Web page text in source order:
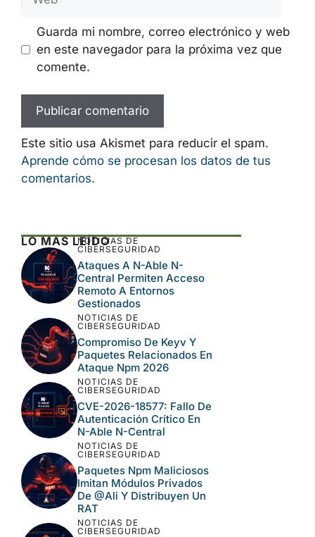
Guarda mi nombre, correo electrónico y web
en este navegador para la próxima vez que
comente.
Este sitio usa Akismet para reducir el spam.
Aprende cómo se procesan los datos de tus
comentarios.
LO MÁS LEÍDO
NOTICIAS DE
CIBERSEGURIDAD
Ataques A N-Able N-
Central Permiten Acceso
Remoto A Entornos
Gestionados
NOTICIAS DE
CIBERSEGURIDAD
Compromiso De Keyv Y
Paquetes Relacionados En
Ataque Npm 2026
NOTICIAS DE
CIBERSEGURIDAD
CVE-2026-18577: Fallo De
Autenticación Crítico En
N-Able N-Central
NOTICIAS DE
CIBERSEGURIDAD
Paquetes Npm Maliciosos
Imitan Módulos Privados
De @ali Y Distribuyen Un
RAT
NOTICIAS DE
CIBERSEGURIDAD